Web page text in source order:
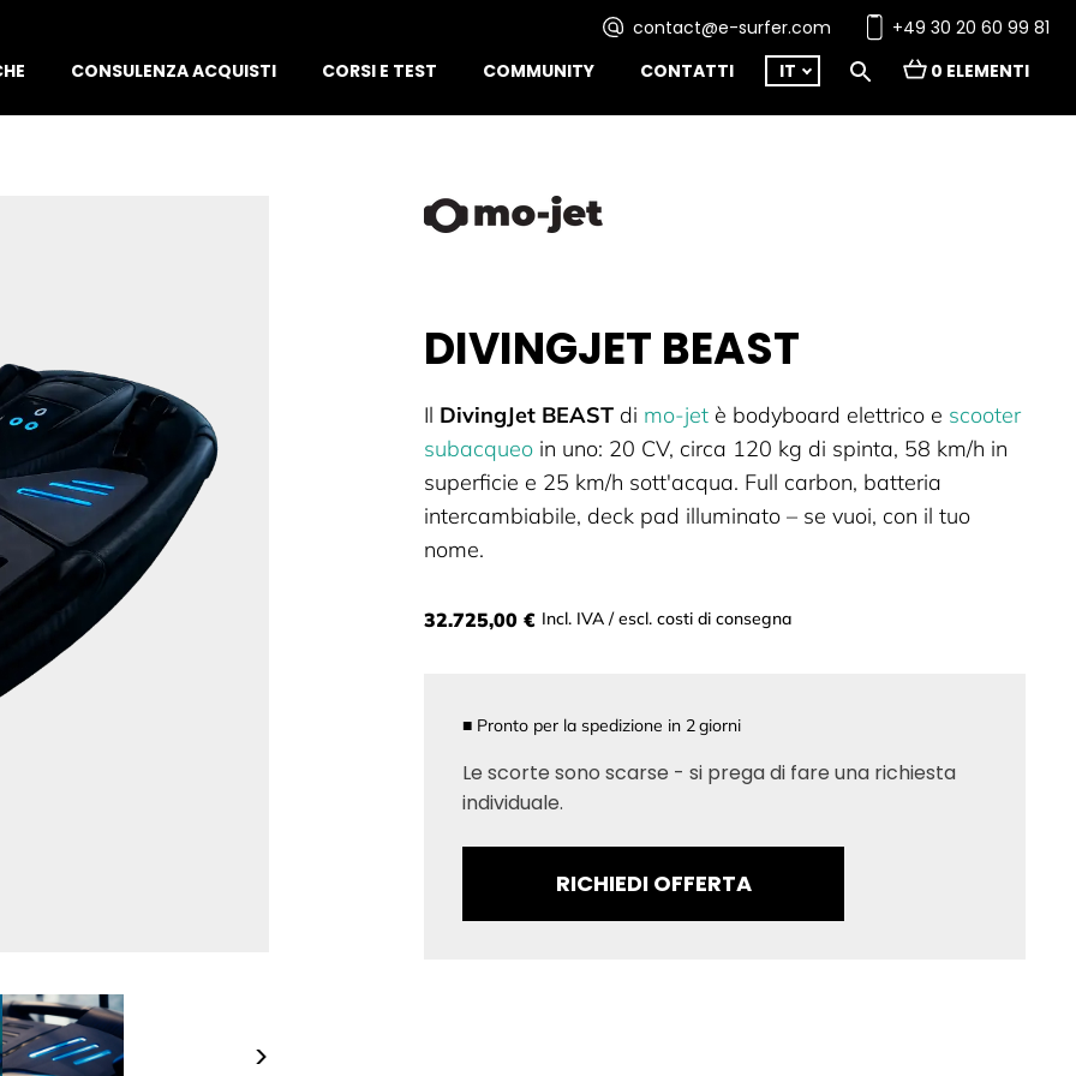
contact@e-surfer.com
+49 30 20 60 99 81
CONSULENZA ACQUISTI CORSI E TEST COMMUNITY CONTATTI IT 0 ELEMENTI
>
DIVINGJET BEAST
Il DivingJet BEAST di mo-jet è bodyboard elettrico e scooter
subacqueo in uno: 20 CV, circa 120 kg di spinta, 58 km/h in
superficie e 25 km/h sott'acqua. Full carbon, batteria
intercambiabile, deck pad illuminato – se vuoi, con il tuo
nome.
32.725,00 € Incl. IVA / escl. costi di consegna
■ Pronto per la spedizione in 2giorni
Le scorte sono scarse - si prega di fare una richiesta
individuale.
RICHIEDI OFFERTA